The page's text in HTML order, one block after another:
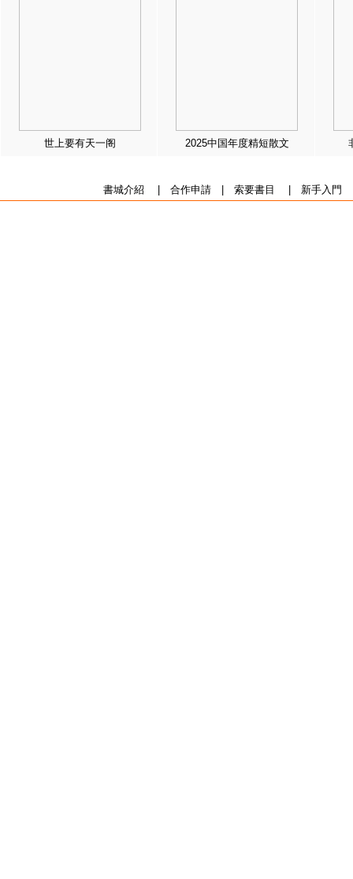
世上要有天一阁 2025中国年度精短散文
書城介紹 合作申請| 索要書目 新手入門